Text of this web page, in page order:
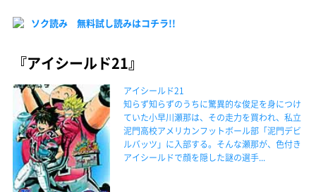
ソク読み 無料試し読みはコチラ!!
『アイシールド21』
アイシールド21
知らず知らずのうちに驚異的な俊足を身につけ
ていた小早川瀬那は、その走力を買われ、私立
泥門高校アメリカンフットボール部「泥門デビ
ルバッツ」に入部する。そんな瀬那が、色付き
アイシールドで顔を隠した謎の選手...